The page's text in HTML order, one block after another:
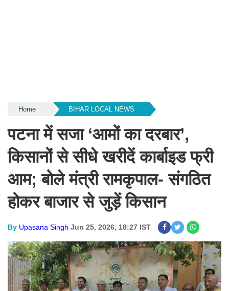
Home BIHAR LOCAL NEWS
पटना में सजा ‘आमों का दरबार’,
किसानों से सीधे खरीदें कार्बाइड फ्री
आम; बोले मंत्री रामकृपाल- संगठित
होकर बाजार से जुड़ें किसान
By Upasana Singh Jun 25, 2026, 18:27 IST